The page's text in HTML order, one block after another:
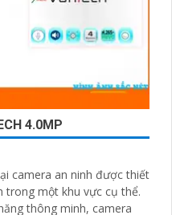
4.0MP
camera an ninh được thiết
trong một khu vực cụ thể.
thông minh, camera